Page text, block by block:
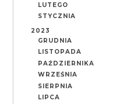
LUTEGO
STYCZNIA
2023
GRUDNIA
LISTOPADA
PAŹDZIERNIKA
WRZEŚNIA
SIERPNIA
LIPCA